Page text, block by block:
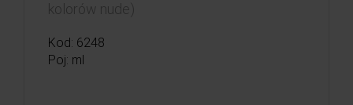
kolorów nude)
Kod: 6248
Poj: ml